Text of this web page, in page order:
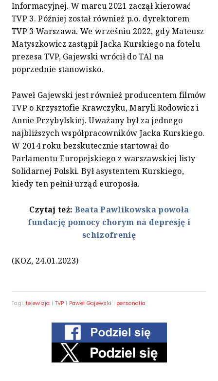
Informacyjnej. W marcu 2021 zaczął kierować
TVP 3. Później został również p.o. dyrektorem
TVP 3 Warszawa. We wrześniu 2022, gdy Mateusz
Matyszkowicz zastąpił Jacka Kurskiego na fotelu
prezesa TVP, Gajewski wrócił do TAI na
poprzednie stanowisko.
Paweł Gajewski jest również producentem filmów
TVP o Krzysztofie Krawczyku, Maryli Rodowicz i
Annie Przybylskiej. Uważany był za jednego
najbliższych współpracowników Jacka Kurskiego.
W 2014 roku bezskutecznie startował do
Parlamentu Europejskiego z warszawskiej listy
Solidarnej Polski. Był asystentem Kurskiego,
kiedy ten pełnił urząd europosła.
Czytaj też: Beata Pawlikowska powoła
fundację pomocy chorym na depresję i
schizofrenię
(KOZ, 24.01.2023)
Tagi: telewizja | TVP | Paweł Gajewski | personalia